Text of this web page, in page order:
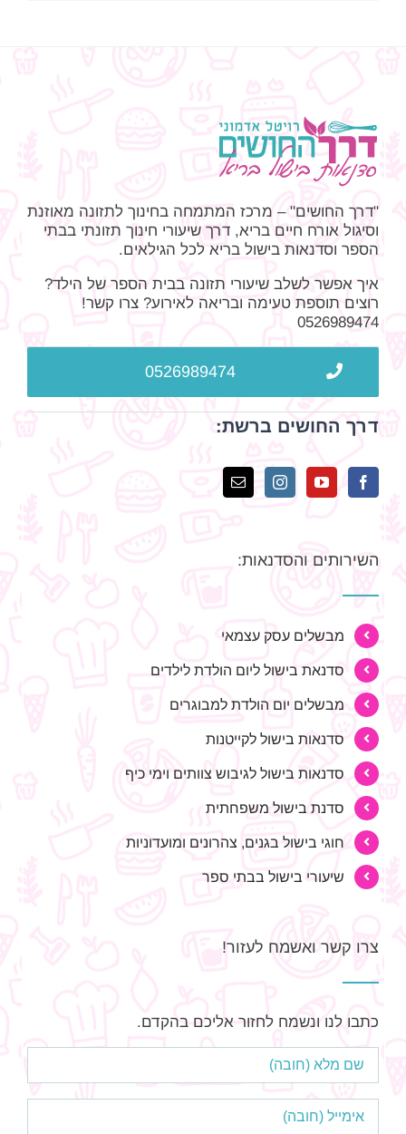
"דרך החושים" – מרכז המתמחה בחינוך לתזונה מאוזנת
וסיגול אורח חיים בריא, דרך שיעורי חינוך תזונתי בבתי
הספר וסדנאות בישול בריא לכל הגילאים.
איך אפשר לשלב שיעורי תזונה בבית הספר של הילד?
רוצים תוספת טעימה ובריאה לאירוע? צרו קשר!
0526989474
0526989474
דרך החושים ברשת:
השירותים והסדנאות:
מבשלים עסק עצמאי
סדנאת בישול ליום הולדת לילדים
מבשלים יום הולדת למבוגרים
סדנאות בישול לקייטנות
סדנאות בישול לגיבוש צוותים וימי כיף
סדנת בישול משפחתית
חוגי בישול בגנים, צהרונים ומועדוניות
שיעורי בישול בבתי ספר
צרו קשר ואשמח לעזור!
כתבו לנו ונשמח לחזור אליכם בהקדם.